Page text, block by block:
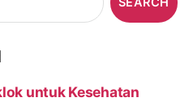
untuk Kesehatan